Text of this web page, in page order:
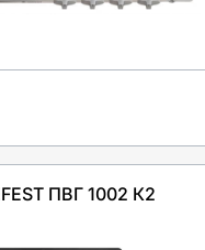
ПВГ 1002 К2